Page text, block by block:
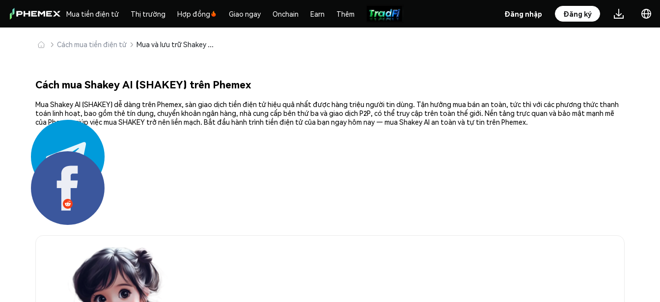
Mua tiền điện tử Thị trường Hợp đồng Giao ngay Onchain Earn Thêm Đăng nhập Đăng ký
Cách mua tiền điện tử Mua và lưu trữ Shakey AI (SHAKEY) an toàn
Cách mua Shakey AI (SHAKEY) trên Phemex
Mua Shakey AI (SHAKEY) dễ dàng trên Phemex, sàn giao dịch tiền điện tử hiệu quả nhất được hàng triệu người tin dùng. Tận hưởng mua bán an toàn, tức thì với các phương thức thanh
toán linh hoạt, bao gồm thẻ tín dụng, chuyển khoản ngân hàng, nhà cung cấp bên thứ ba và giao dịch P2P, có thể truy cập trên toàn thế giới. Nền tảng trực quan và bảo mật mạnh mẽ
của Phemex giúp việc mua SHAKEY trở nên liền mạch. Bắt đầu hành trình tiền điện tử của bạn ngay hôm nay — mua Shakey AI an toàn và tự tin trên Phemex.
Chia sẻ: